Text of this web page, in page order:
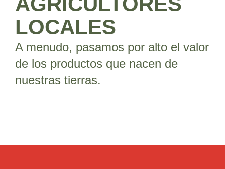
LOCALES
A menudo, pasamos por alto el valor
de los productos que nacen de
nuestras tierras.